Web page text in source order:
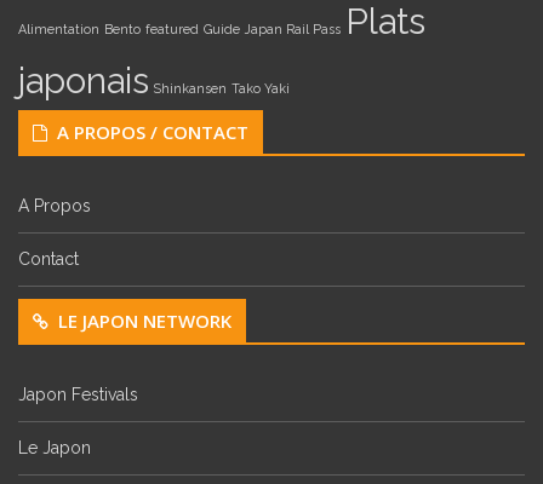
Alimentation Bento featured Guide Japan Rail Pass Plats
japonais Shinkansen Tako Yaki
A PROPOS / CONTACT
A Propos
Contact
LE JAPON NETWORK
Japon Festivals
Le Japon